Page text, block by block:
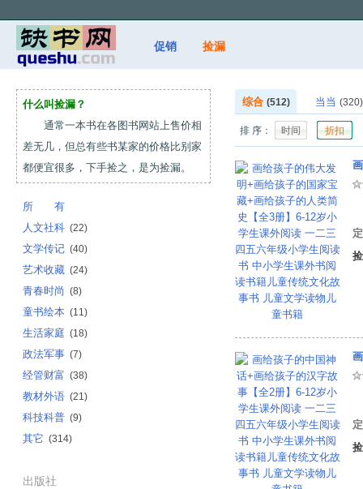
促销 捡漏
什么叫捡漏？
通常一本书在各图书网站上售价相
差无几，但总有些书某家的价格比别家
都便宜很多，下手捡之，是为捡漏。
所 有
人文社科 (22)
文学传记 (40)
艺术收藏 (24)
青春时尚 (8)
童书绘本 (11)
生活家庭 (18)
政法军事 (7)
经管财富 (38)
教材外语 (21)
科技科普 (9)
其它 (314)
出版社
综合 (512) 当当 (320)
排 序： 时间 折扣